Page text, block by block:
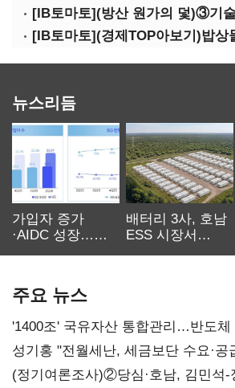
뉴스리듬
가입자 증가
·AIDC 성장…
배터리 3사, 호남
ESS 시장서
주요 뉴스
'1400조' 국유자산 통합관리…반도체
구조혁신
성기홍 "전월세난, 세금보단 수요·
시사
(정기여론조사)②당심·호남, 김민석-